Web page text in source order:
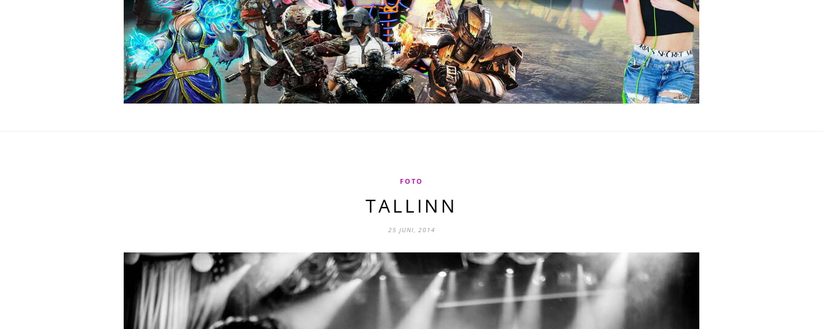
FOTO
TALLINN
25 JUNI, 2014